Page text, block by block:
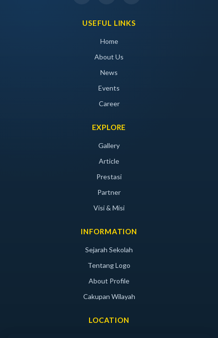
USEFUL LINKS
Home
About Us
News
Events
Career
EXPLORE
Gallery
Article
Prestasi
Partner
Visi & Misi
INFORMATION
Sejarah Sekolah
Tentang Logo
About Profile
Cakupan Wilayah
LOCATION